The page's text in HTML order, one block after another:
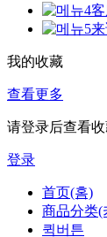
我的收藏
查看更多
请登录后查看收
登录
首页(홈)
商品分类(
퀵버튼